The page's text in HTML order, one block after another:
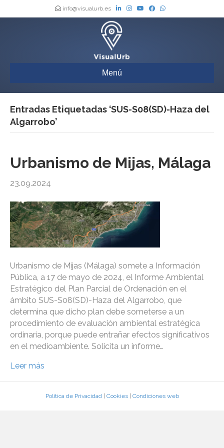
info@visualurb.es
Menú
Entradas Etiquetadas ‘SUS-S08(SD)-Haza del
Algarrobo’
Urbanismo de Mijas, Málaga
23.09.2024
Urbanismo de Mijas (Málaga) somete a Información
Pública, a 17 de mayo de 2024, el Informe Ambiental
Estratégico del Plan Parcial de Ordenación en el
ámbito SUS-S08(SD)-Haza del Algarrobo, que
determina que dicho plan debe someterse a un
procedimiento de evaluación ambiental estratégica
ordinaria, porque puede entrañar efectos significativos
en el medioambiente. Solicita un informe…
Leer más
Política de Privacidad| Cookies| Condiciones web